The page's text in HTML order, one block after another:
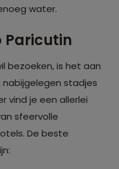
water.
Paricutin
bezoeken, is het aan
stadjes
vind je een allerlei
sfeervolle
De beste